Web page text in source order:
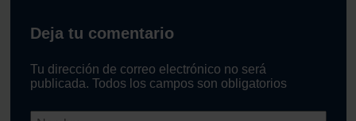
Deja tu comentario
Tu dirección de correo electrónico no será
publicada. Todos los campos son obligatorios